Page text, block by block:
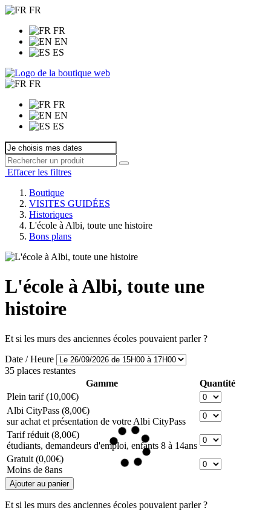
FR
FR
EN
ES
FR
FR
EN
ES
Effacer les filtres
Boutique
VISITES GUIDÉES
Historiques
L'école à Albi, toute une histoire
Bons plans
L'école à Albi, toute une
histoire
Et si les murs des anciennes écoles pouvaient parler ?
Date / Heure
35 places restantes
Gamme
Quantité
Plein tarif(10,00€)
Albi CityPass (8,00€)
sur achat et présentation de votre Albi CityPass
Tarif réduit (8,00€)
étudiants, demandeurs d'emploi, enfants 8 à 14ans
Gratuit (0,00€)
Moins de 8ans
Et si les murs des anciennes écoles pouvaient parler ?